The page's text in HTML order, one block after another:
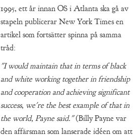
1995, ett år innan OS i Atlanta ska gå av
stapeln publicerar New York Times en
artikel som fortsätter spinna på samma
tråd:
"I would maintain that in terms of black
and white working together in friendship
and cooperation and achieving significant
success, we're the best example of that in
the world, Payne said."(Billy Payne var
den affärsman som lanserade idéen om att